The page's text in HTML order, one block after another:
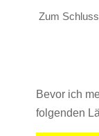
Zum
Bevor ich
folgenden